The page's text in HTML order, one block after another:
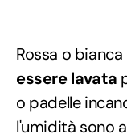
Rossa o bianca
essere lavata
o padelle
l'umidità sono